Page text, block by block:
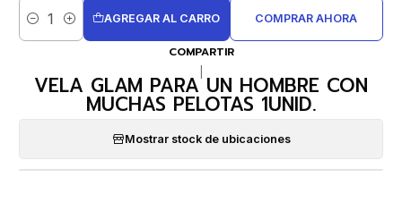
Cantidad
AGREGAR AL CARRO COMPRAR AHORA
COMPARTIR
VELA GLAM PARA UN HOMBRE CON
MUCHAS PELOTAS 1UNID.
Mostrar stock de ubicaciones